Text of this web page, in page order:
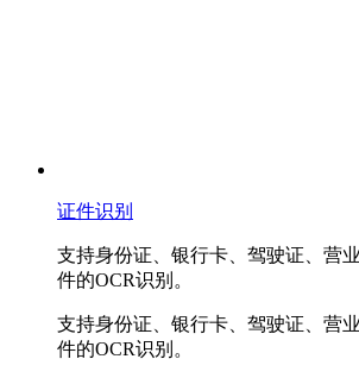
证件识别
支持身份证、银行卡、驾驶证、营
件的OCR识别。
支持身份证、银行卡、驾驶证、营
件的OCR识别。